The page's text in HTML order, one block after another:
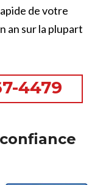
de votre
an sur la plupart
4479